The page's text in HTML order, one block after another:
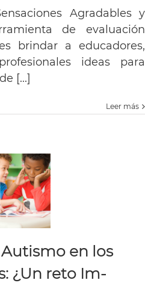
Agradables y
de evaluación
brindar a educadores,
ideas para
[...]
Leer más
en los
¿Un reto Im-